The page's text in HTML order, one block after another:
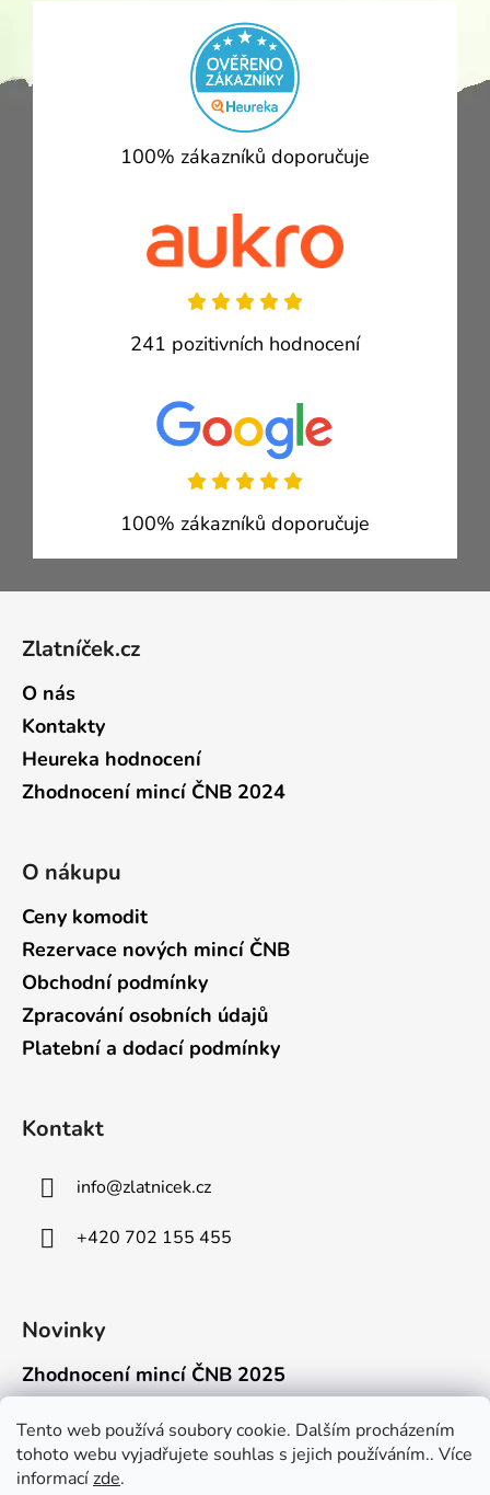
Tento web používá soubory cookie. Dalším procházením
tohoto webu vyjadřujete souhlas s jejich používáním.. Více
informacízde.
100% zákazníků doporučuje
241 pozitivních hodnocení
100% zákazníků doporučuje
Zlatníček.cz
O nás
Kontakty
Heureka hodnocení
Zhodnocení mincí ČNB 2024
O nákupu
Ceny komodit
Rezervace nových mincí ČNB
Obchodní podmínky
Zpracování osobních údajů
Platební a dodací podmínky
Kontakt
info@zlatnicek.cz
+420 702 155 455
Novinky
Zhodnocení mincí ČNB 2025
Připravili jsme pro vás jednoduchý a př...
Mýty o přepravě zlatých mincí mimo EU